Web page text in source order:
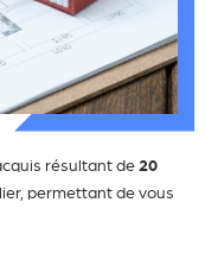
résultant de20
permettant de vous